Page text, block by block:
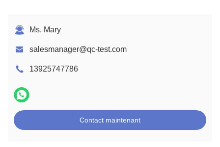
Ms. Mary
salesmanager@qc-test.com
13925747786
Contact maintenant